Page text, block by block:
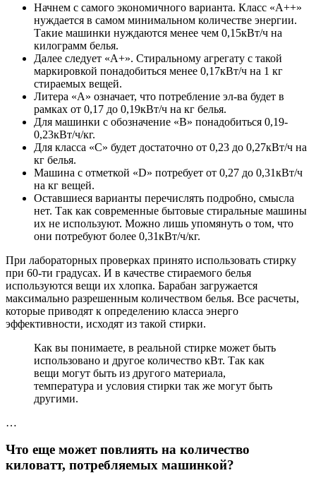
Начнем с самого экономичного варианта. Класс «А++»
нуждается в самом минимальном количестве энергии.
Такие машинки нуждаются менее чем 0,15кВт/ч на
килограмм белья.
Далее следует «А+». Стиральному агрегату с такой
маркировкой понадобиться менее 0,17кВт/ч на 1 кг
стираемых вещей.
Литера «А» означает, что потребление эл-ва будет в
рамках от 0,17 до 0,19кВт/ч на кг белья.
Для машинки с обозначение «В» понадобиться 0,19-
0,23кВт/ч/кг.
Для класса «С» будет достаточно от 0,23 до 0,27кВт/ч на
кг белья.
Машина с отметкой «D» потребует от 0,27 до 0,31кВт/ч
на кг вещей.
Оставшиеся варианты перечислять подробно, смысла
нет. Так как современные бытовые стиральные машины
их не используют. Можно лишь упомянуть о том, что
они потребуют более 0,31кВт/ч/кг.
При лабораторных проверках принято использовать стирку
при 60-ти градусах. И в качестве стираемого белья
используются вещи их хлопка. Барабан загружается
максимально разрешенным количеством белья. Все расчеты,
которые приводят к определению класса энерго
эффективности, исходят из такой стирки.
Как вы понимаете, в реальной стирке может быть
использовано и другое количество кВт. Так как
вещи могут быть из другого материала,
температура и условия стирки так же могут быть
другими.
…
Что еще может повлиять на количество
киловатт, потребляемых машинкой?